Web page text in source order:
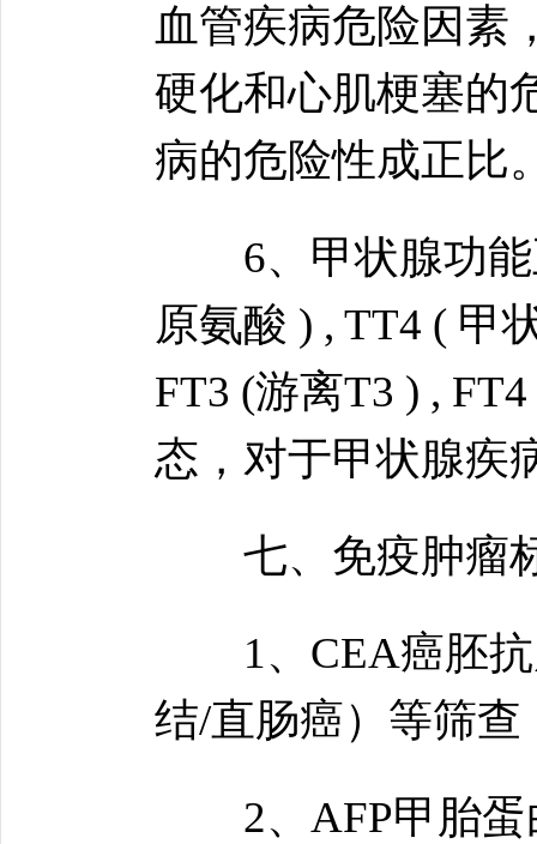
血管疾病危险因素
硬化和心肌梗塞的
病的危险性成正比
6、甲状腺功能
原氨酸 ) , TT4 ( 甲
FT3 (游离T3 ) ,
态，对于甲状腺疾
七、免疫肿瘤
1、CEA癌胚抗
结/直肠癌）等筛查
2、AFP甲胎蛋